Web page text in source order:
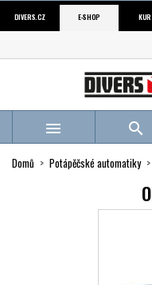
DIVERS.CZ E-SHOP
 
Domů Potápěčské automatiky